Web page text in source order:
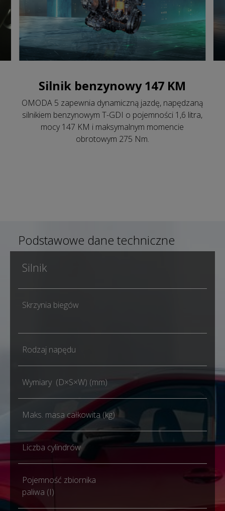
Silnik benzynowy 147 KM
OMODA 5 zapewnia dynamiczną jazdę, napędzaną
silnikiem benzynowym T-GDI o pojemności 1,6 litra,
mocy 147 KM i maksymalnym momencie
obrotowym 275 Nm.
Podstawowe dane techniczne
Silnik
Skrzynia biegów
Rodzaj napędu
Wymiary (D×S×W) (mm)
Maks. masa całkowita (kg)
Liczba cylindrów 4
Pojemność zbiornika
paliwa (I)
51